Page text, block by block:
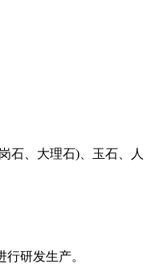
石、大理石)、玉石、人
研发生产。